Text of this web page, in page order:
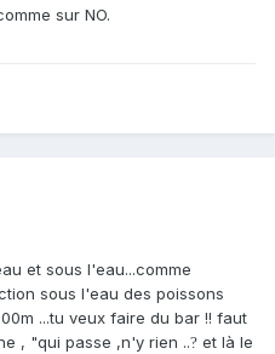
sur NO.
et sous l'eau...comme
sous l'eau des poissons
...tu veux faire du bar !! faut
, "qui passe ,n'y rien ..? et là le